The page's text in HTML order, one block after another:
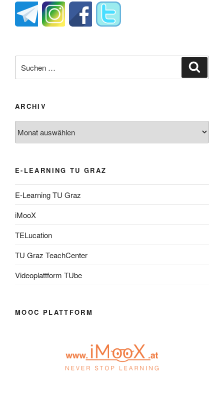
nach:
ARCHIV
E-LEARNING TU GRAZ
E-Learning TU Graz
iMooX
TELucation
TU Graz TeachCenter
Videoplattform TUbe
MOOC PLATTFORM